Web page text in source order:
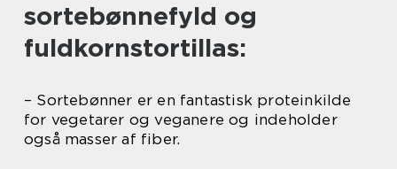
sortebønnefyld og
fuldkornstortillas:
– Sortebønner er en fantastisk proteinkilde
for vegetarer og veganere og indeholder
også masser af fiber.